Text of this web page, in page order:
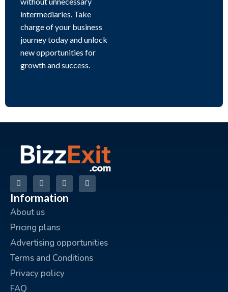
intermediaries. Take
charge of your business
journey today and unlock
new opportunities for
growth and success.
Information
About us
Pricing plans
Advertising opportunities
Terms and Conditions
Privacy policy
FAQ